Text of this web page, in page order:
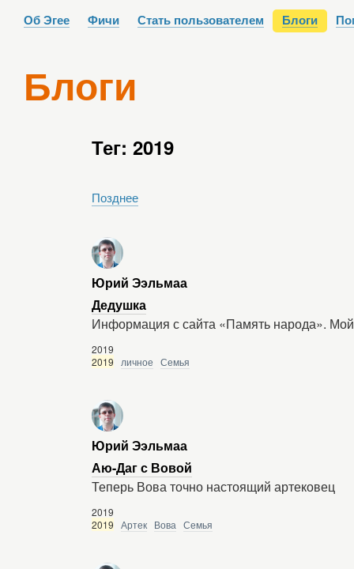
Об Эгее Фичи Стать пользователем Блоги
Блоги
Тег: 2019
Позднее
Юрий Ээльмаа
Дедушка
Информация с сайта «Память народа».
2019
2019
личное Семья
Юрий Ээльмаа
Аю-Даг с Вовой
Теперь Вова точно настоящий артековец
2019
2019 Артек Вова Семья